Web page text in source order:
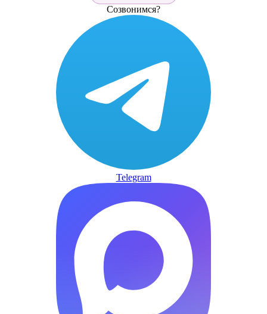
Созвонимся?
Telegram